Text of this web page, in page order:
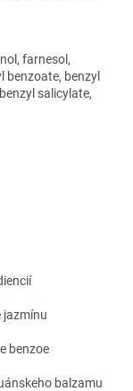
farnesol,
benzoate, benzyl
salicylate,
jazmínu
benzoe
balzamu